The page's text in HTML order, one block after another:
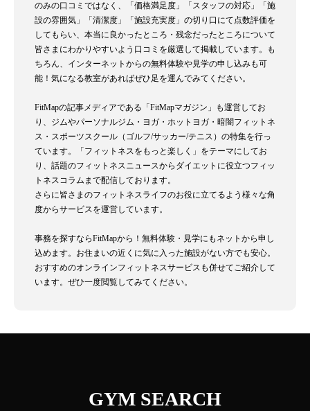
のみの口コミではなく、「価格満足度」「スタッフの対応」「施
設の雰囲気」「清潔度」「施設充実度」の切り口にて点数評価を
してもらい、本当に良かったところ・残念だったところについて
皆さまにわかりやすいよう口コミを厳選して掲載しています。も
ちろん、インターネットからの無料体験や見学の申し込みも可
能！気になる教室があればぜひ足を運んでみてください。
FitMapの記事メディアである「FitMapマガジン」も運営してお
り、ジムやパーソナルジム・ヨガ・ホットヨガ・暗闇フィットネ
ス・スポーツスクール（ゴルフ/サッカー/テニス）の特集を行っ
ています。「フィットネスをもっと楽しく」をテーマにしてお
り、話題のフィットネスニュースからダイエットに役立つフィッ
トネスコラムまで配信しております。
さらに皆さまのフィットネスライフのお役に立てるよう様々な角
度からサービスを運営しています。
事務を探すならFitMapから！無料体験・見学にもネットから申し
込めます。お住まいの近くに気に入った施設がない方でも安心。
おすすめのオンラインフィットネスサービスも併せてご紹介して
います。ぜひ一度閲覧してみてください。
GYM SEARCH